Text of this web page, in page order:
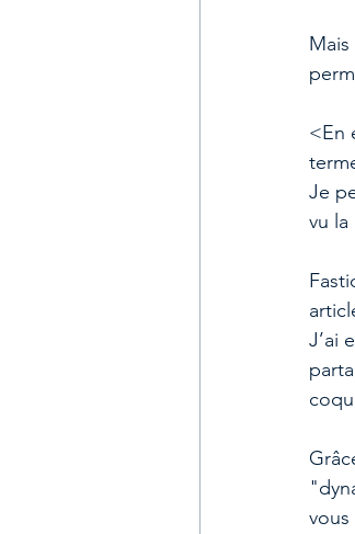
<En
Je
vu la
J’ai